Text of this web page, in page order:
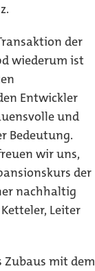
der
wiederum ist
Entwickler
und
Bedeutung.
wir uns,
der
nachhaltig
Leiter
Zubaus mit dem